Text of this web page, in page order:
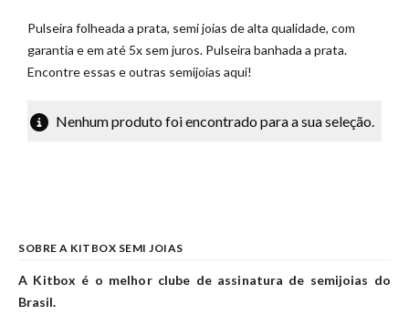
Pulseira folheada a prata, semi joias de alta qualidade, com
garantia e em até 5x sem juros. Pulseira banhada a prata.
Encontre essas e outras semijoias aqui!
Nenhum produto foi encontrado para a sua seleção.
SOBRE A KITBOX SEMI JOIAS
A Kitbox é o melhor clube de assinatura de semijoias do
Brasil.